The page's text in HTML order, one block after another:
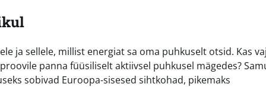
ja sellele, millist energiat sa oma puhkuselt otsid. Kas
panna füüsiliselt aktiivsel puhkusel mägedes?
sobivad Euroopa-sisesed sihtkohad, pikemaks